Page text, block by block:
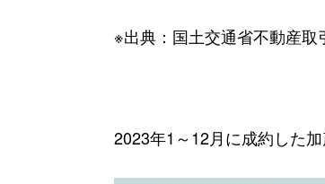
※出典：国土交通省不動産取
2023年1～12月に成約した